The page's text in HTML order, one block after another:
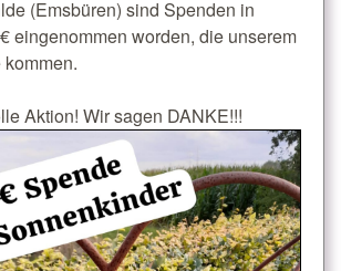
(Emsbüren) sind Spenden in
eingenommen worden, die unserem
Aktion! Wir sagen DANKE!!!